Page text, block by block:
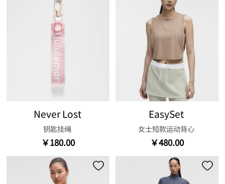
Never Lost
钥匙挂绳
￥180.00
EasySet
女士短款运动背心
￥480.00